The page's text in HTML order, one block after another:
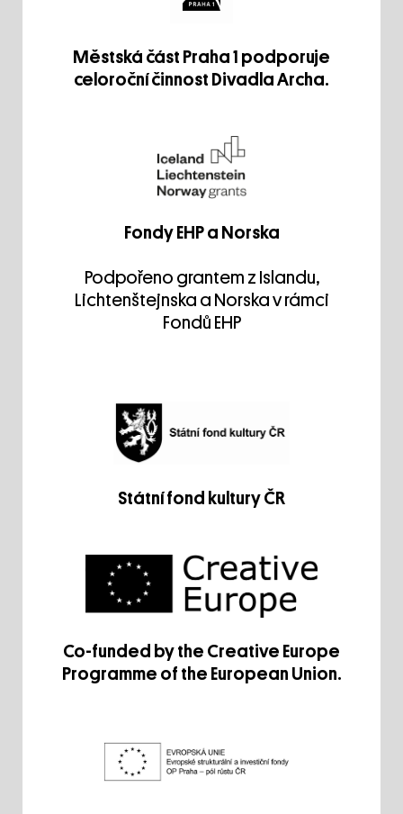
Městská část Praha 1 podporuje
celoroční činnost Divadla Archa.
Fondy EHP a Norska
Podpořeno grantem z Islandu,
Lichtenštejnska a Norska v rámci
Fondů EHP
Státní fond kultury ČR
Co-funded by the Creative Europe
Programme of the European Union.